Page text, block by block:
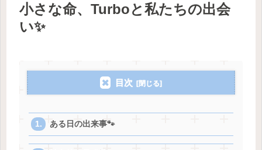
小さな命、Turboと私たちの出会
い✨
目次
ある日の出来事🐾